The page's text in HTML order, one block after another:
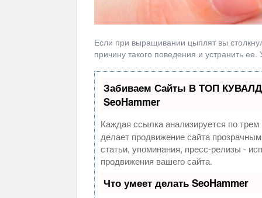
Если при выращивании цыплят вы
причину такого поведения и устранить
Забиваем Сайты В ТОП
SeoHammer
Каждая ссылка анализируется по
делает продвижение сайта
статьи, упоминания, пресс-релизы -
продвижения вашего сайта.
Что умеет делать SeoHammer